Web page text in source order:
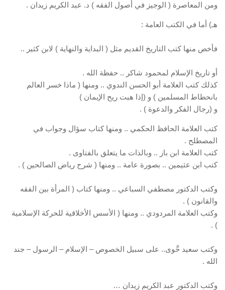
ومن المعاصرة ( الوجيز في أصول الفقه ) د. عبد الكريم زيدان .
هـ) أما في الكتب العامة :
فأخص منها كتب التاريخ القديم مثل ( البداية والنهاية ) لابن كثير ..
أو تاريخ الإسلام لمحمود شاكر .. حفظة الله .
كذلك كتب العلامة أبو الحسن الندوي .. ومنها ( ماذا خسر العالم
بانحطاط المسلمين ) و (إذا هبت ريح الإيمان )
و (رجال الفكر والدعوة ) .
كتب العلامة الحافظ الحكمي .. ومنها كتاب سؤال وجواب في
المصطلح .
كتب العلامة ابن باز .. وبالذات ما يتعلق بالفتاوى .
كتب ابن عثيمين .. بصورة عامة .. ومنها ( شرح رياض الصالحين ) .
وكتب الدكتور مصطفي السباعي .. ومنها كتاب ( المرأة بين الفقه
والقانون ) .
وكتب العلامة المردودي .. ومنها ( الأسس الأخلاقية للحركة الإسلامية
) .
وكتب سعيد حَّوى.. على سبيل الخصوص – الإسلام – الرسول – جند
الله .
وكتب الدكتور عبد الكريم زيدان …